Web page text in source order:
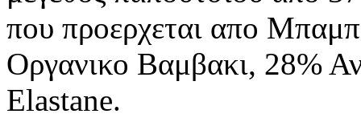
που προερχεται απο
Οργανικο Βαμβακι, 28%
Elastane.